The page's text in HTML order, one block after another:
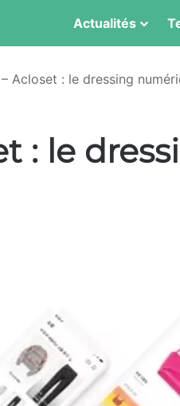
Actualités
Acloset : le dressing
: le